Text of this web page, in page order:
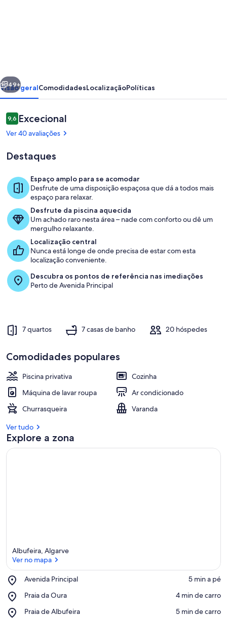
&
BBQ
em
Albufeira
Quarto
Seguinte
49+
Visão geralComodidadesLocalizaçãoPolíticas
Avaliações
9,69,6 em 10
Excecional
Ver 40 avaliações
Destaques
Espaço amplo para se acomodar
Desfrute de uma disposição espaçosa que dá a todos mais
espaço para relaxar.
Desfrute da piscina aquecida
Um achado raro nesta área – nade com conforto ou dê um
mergulho relaxante.
Localização central
Nunca está longe de onde precisa de estar com esta
localização conveniente.
Descubra os pontos de referência nas imediações
Perto de Avenida Principal
7 quartos 7 casas de banho 20 hóspedes
Comodidades populares
Piscina privativa
Cozinha
Máquina de lavar roupa
Ar condicionado
Churrasqueira
Varanda
Ver tudo
Explore a zona
Albufeira, Algarve
Ver no mapa
Avenida Principal
Place,
Principal
‪5 min a pé‬
Praia da Oura
Place,
da
‪4 min de carro‬
Praia de Albufeira
Place,
‪5 min de carro‬